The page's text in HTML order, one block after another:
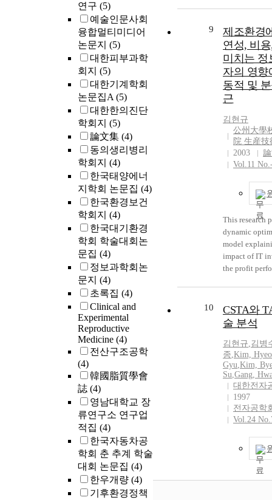
연구 (5)
예술인문사회
융합멀티미디어
논문지 (5)
대한피부과학
회지 (5)
대한기계학회
논문집A(5)
대한한의진단
학회지 (5)
論文集 (4)
동의생리병리
학회지 (4)
한국태양에너
지학회 논문집 (4)
한국환경보건
학회지 (4)
한국대기환경
학회 학술대회논
문집 (4)
정보과학회논
문지 (4)
초록집 (4)
Clinical and
Experimental
Reproductive
Medicine (4)
전산구조공학
(4)
韓國脂質學會
誌 (4)
영남대학교 장
류연구소 연구업
적집 (4)
한국자동차공
학회 춘 추계 학술
대회 논문집 (4)
한우개량 (4)
기후환경정책
ray scattering
suggested for
understanding.
Japanese
compared,
development
human rights
war Ⅱ and the
rights since
also investigated.
rights clauses
Japanese
as follows: 1. Human rights
clauses are
considering
as the above-
2. In the
constitution,
reservations
allowed at all. 3. Any
exceptional
allowed and
strengthening
protection of
4. The span of
rights
enlarged. In
the span of
is enlarged
rights in
the other
rights
follwoing
developments:
Regarding
between
9
제조환경
연성, 비
미치는 정
자의 영향
동적 및
근
김현규
公州大學
院 生産
2003
Vol.11
This research
dynamic
model
impact of IT
the profit
structure,
flexibility.
has been
raising the
the IT
paradox
different in the
versus
dynamic
model
three key
factors, cost,
and quality, of
10
CSTA와
술 분석
김현규,김병
종,Kim,
Gyu,Kim,
Su,Gang,
대한전자
1997
전자공학
Vol.24